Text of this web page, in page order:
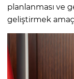
planlanması ve
geliştirmek